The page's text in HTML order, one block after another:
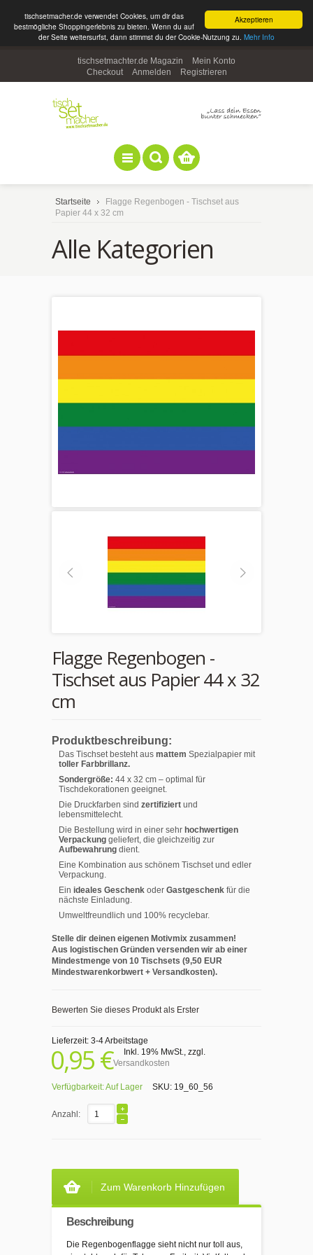
Akzeptieren
tischsetmacher.de verwendet Cookies, um dir das
bestmögliche Shoppingerlebnis zu bieten. Wenn du auf
der Seite weitersurfst, dann stimmst du der Cookie-Nutzung zu. Mehr Info
tischsetmachter.de Magazin
Mein Konto
Checkout
Anmelden Registrieren
Startseite
Flagge Regenbogen - Tischset aus
Papier 44 x 32 cm
Alle Kategorien
Flagge Regenbogen -
Tischset aus Papier 44 x 32
cm
Produktbeschreibung:
Das Tischset besteht aus mattem Spezialpapier mit
toller Farbbrillanz.
Sondergröße: 44 x 32 cm – optimal für
Tischdekorationen geeignet.
Die Druckfarben sind zertifiziert und
lebensmittelecht.
Die Bestellung wird in einer sehr hochwertigen
Verpackung geliefert, die gleichzeitig zur
Aufbewahrung dient.
Eine Kombination aus schönem Tischset und edler
Verpackung.
Ein ideales Geschenk oder Gastgeschenk für die
nächste Einladung.
Umweltfreundlich und 100% recyclebar.
Stelle dir deinen eigenen Motivmix zusammen!
Aus logistischen Gründen versenden wir ab einer
Mindestmenge von 10 Tischsets (9,50 EUR
Mindestwarenkorbwert + Versandkosten).
Bewerten Sie dieses Produkt als Erster
Lieferzeit: 3-4 Arbeitstage
0,95 € Inkl. 19% MwSt., zzgl.
Versandkosten
Verfügbarkeit:Auf Lager SKU: 19_60_56
Anzahl:
Zum Warenkorb Hinzufügen
Beschreibung
Die Regenbogenflagge sieht nicht nur toll aus,